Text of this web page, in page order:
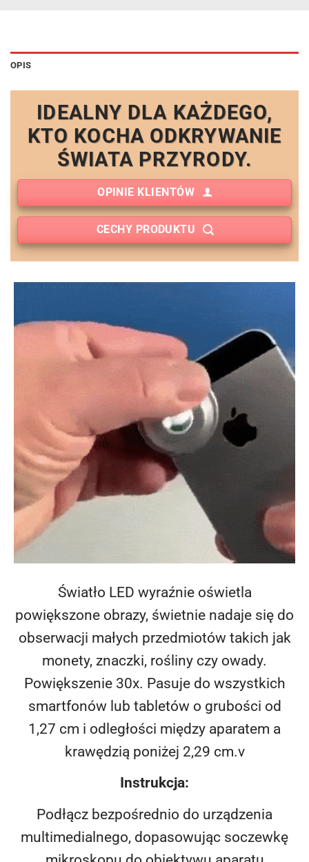
OPIS
IDEALNY DLA KAŻDEGO,
KTO KOCHA ODKRYWANIE
ŚWIATA PRZYRODY.
OPINIE KLIENTÓW
CECHY PRODUKTU
Światło LED wyraźnie oświetla
powiększone obrazy, świetnie nadaje się do
obserwacji małych przedmiotów takich jak
monety, znaczki, rośliny czy owady.
Powiększenie 30x. Pasuje do wszystkich
smartfonów lub tabletów o grubości od
1,27 cm i odległości między aparatem a
krawędzią poniżej 2,29 cm.v
Instrukcja:
Podłącz bezpośrednio do urządzenia
multimedialnego, dopasowując soczewkę